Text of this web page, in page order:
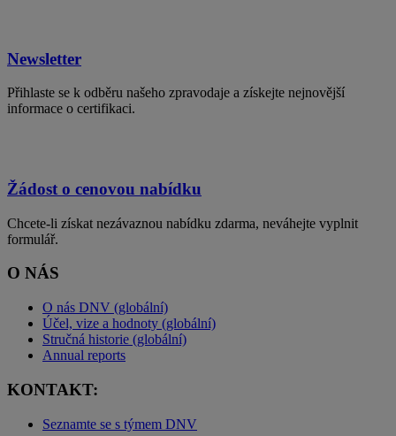
Newsletter
Přihlaste se k odběru našeho zpravodaje a získejte nejnovější
informace o certifikaci.
Žádost o cenovou nabídku
Chcete-li získat nezávaznou nabídku zdarma, neváhejte vyplnit
formulář.
O NÁS
O nás DNV (globální)
Účel, vize a hodnoty (globální)
Stručná historie (globální)
Annual reports
KONTAKT:
Seznamte se s týmem DNV